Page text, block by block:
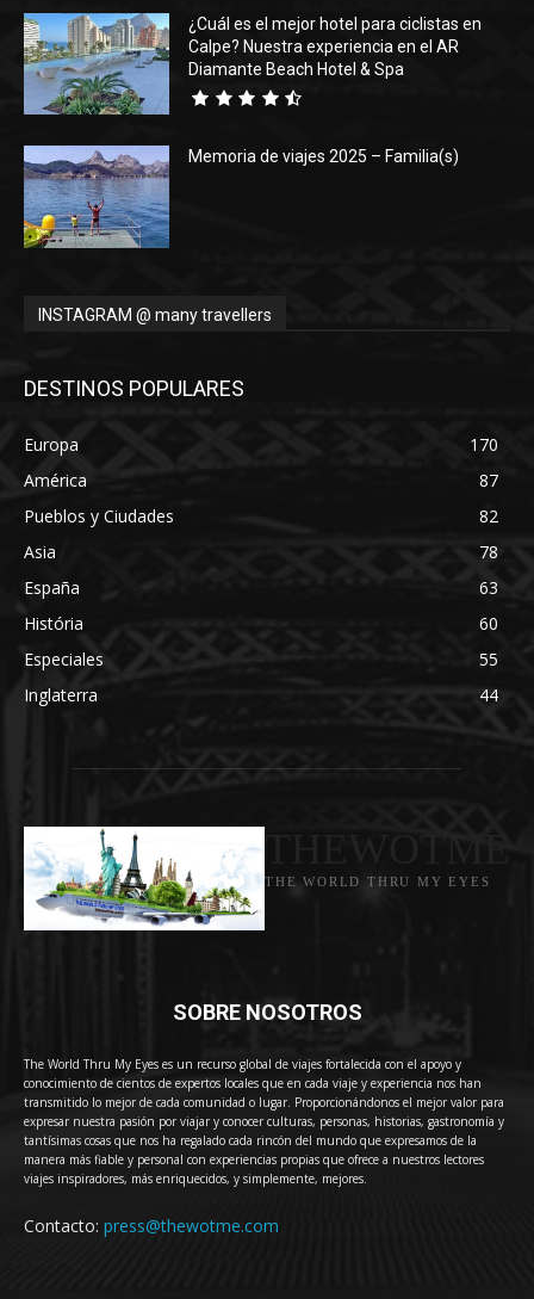
¿Cuál es el mejor hotel para ciclistas en
Calpe? Nuestra experiencia en el AR
Diamante Beach Hotel & Spa
Memoria de viajes 2025 – Familia(s)
INSTAGRAM @ many travellers
DESTINOS POPULARES
Europa
170
América
87
Pueblos y Ciudades
82
Asia
78
España
63
História
60
Especiales
55
Inglaterra
44
THE WORLD THRU MY EYES
SOBRE NOSOTROS
The World Thru My Eyes es un recurso global de viajes fortalecida con el apoyo y
conocimiento de cientos de expertos locales que en cada viaje y experiencia nos han
transmitido lo mejor de cada comunidad o lugar. Proporcionándonos el mejor valor para
expresar nuestra pasión por viajar y conocer culturas, personas, historias, gastronomía y
tantísimas cosas que nos ha regalado cada rincón del mundo que expresamos de la
manera más fiable y personal con experiencias propias que ofrece a nuestros lectores
viajes inspiradores, más enriquecidos, y simplemente, mejores.
Contacto: press@thewotme.com